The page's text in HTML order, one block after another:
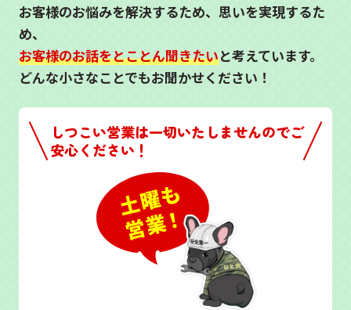
お客様のお悩みを解決するため、思いを実現するた
め、
お客様のお話をとことん聞きたいと考えています。
どんな小さなことでもお聞かせください！
しつこい営業は一切いたしませんのでご
安心ください！